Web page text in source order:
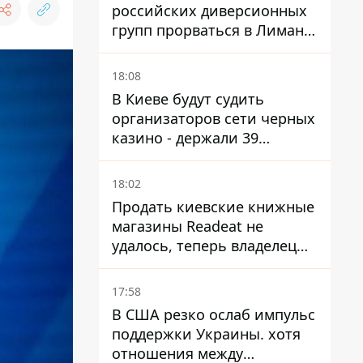
российских диверсионных
групп прорваться в Лиман -
Трегубов
18:08
В Киеве будут судить
организаторов сети черных
казино - держали 39
заведений
18:02
Продать киевские книжные
магазины Readeat не
удалось, теперь владелец
их просто закроет
17:58
В США резко ослаб импульс
поддержки Украины. хотя
отношения между